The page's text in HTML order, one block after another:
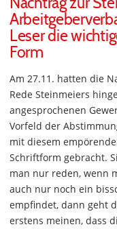
Leser die
Form
Am 27.11. hatten die
Rede Steinmeiers
angesprochenen
Vorfeld der
mit diesem
Schriftform gebracht.
man nur reden, wenn
auch nur noch ein
empfindet, dann geht
erstens meinen, dass